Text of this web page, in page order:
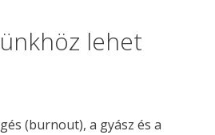
lehet
(burnout), a gyász és a